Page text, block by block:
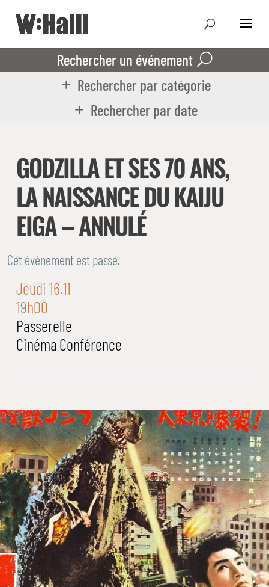
Rechercher un événement
Rechercher par catégorie
Rechercher par date
GODZILLA ET SES 70 ANS,
LA NAISSANCE DU KAIJU
EIGA – ANNULÉ
Cet événement est passé.
Jeudi 16.11
19h00
Passerelle
CinémaConférence